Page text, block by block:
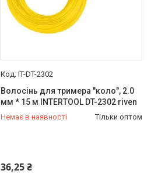
IT-DT-2302
Волосінь для тримера "коло", 2.0
мм * 15 м INTERTOOL DT-2302 riven
Немає в наявності Тільки оптом
36,25 ₴
+380 (99) 454-50-15